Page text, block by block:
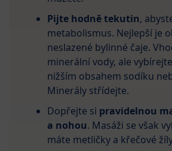
Pijte hodně tekutin,
metabolismus. Nejlepší je
neslazené bylinné čaje.
minerální vody, ale
nižším obsahem sodíku
Minerály střídejte.
Dopřejte si pravidelnou
a nohou. Masáži se však
máte metličky a křečové